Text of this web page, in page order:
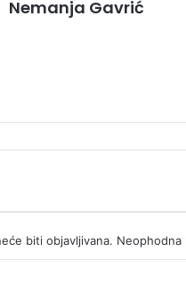
Nemanja Gavrić
biti objavljivana. Neophodna